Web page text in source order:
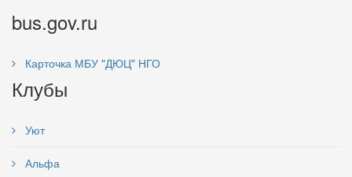
bus.gov.ru
Карточка МБУ "ДЮЦ" НГО
Клубы
Уют
Альфа